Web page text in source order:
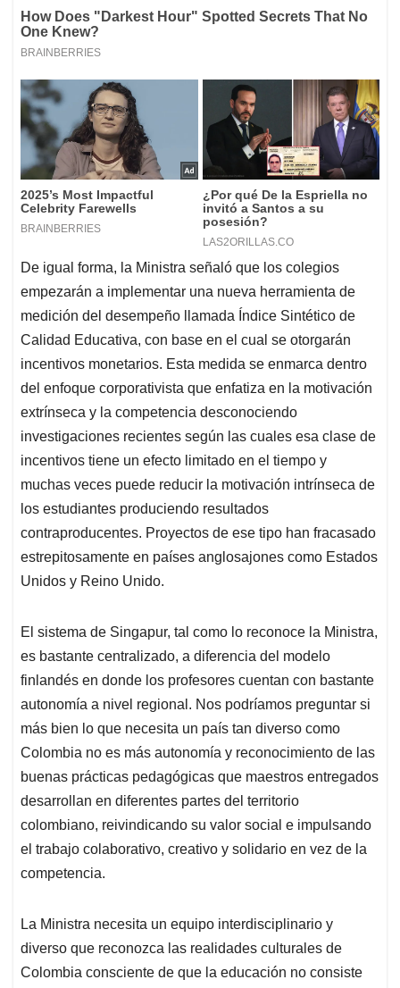
De igual forma, la Ministra señaló que los colegios
empezarán a implementar una nueva herramienta de
medición del desempeño llamada Índice Sintético de
Calidad Educativa, con base en el cual se otorgarán
incentivos monetarios. Esta medida se enmarca dentro
del enfoque corporativista que enfatiza en la motivación
extrínseca y la competencia desconociendo
investigaciones recientes según las cuales esa clase de
incentivos tiene un efecto limitado en el tiempo y
muchas veces puede reducir la motivación intrínseca de
los estudiantes produciendo resultados
contraproducentes. Proyectos de ese tipo han fracasado
estrepitosamente en países anglosajones como Estados
Unidos y Reino Unido.
El sistema de Singapur, tal como lo reconoce la Ministra,
es bastante centralizado, a diferencia del modelo
finlandés en donde los profesores cuentan con bastante
autonomía a nivel regional. Nos podríamos preguntar si
más bien lo que necesita un país tan diverso como
Colombia no es más autonomía y reconocimiento de las
buenas prácticas pedagógicas que maestros entregados
desarrollan en diferentes partes del territorio
colombiano, reivindicando su valor social e impulsando
el trabajo colaborativo, creativo y solidario en vez de la
competencia.
La Ministra necesita un equipo interdisciplinario y
diverso que reconozca las realidades culturales de
Colombia consciente de que la educación no consiste